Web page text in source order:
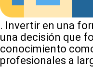
. Invertir en una
una decisión que
conocimiento
profesionales a